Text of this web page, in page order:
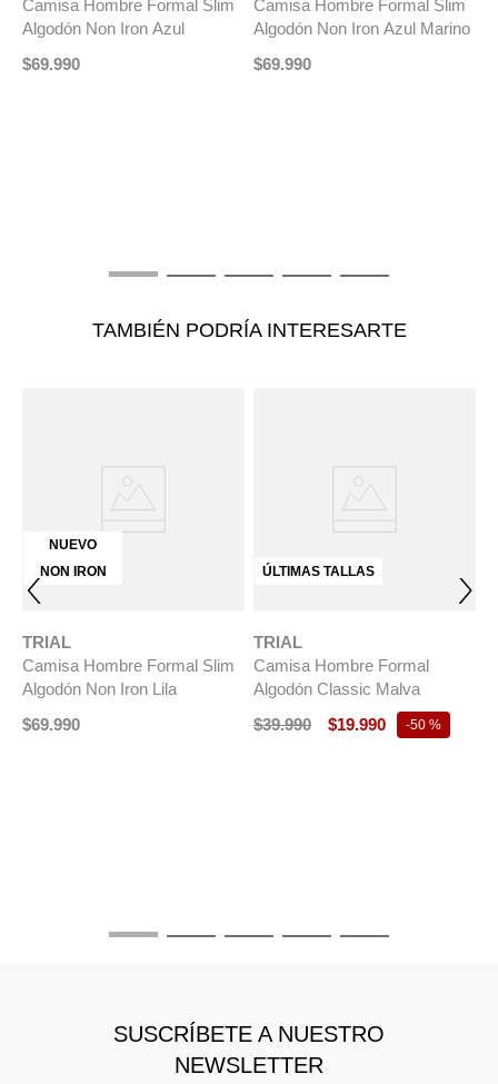
Camisa Hombre Formal Slim
Algodón Non Iron Azul
$69.990
Camisa Hombre Formal Slim
Algodón Non Iron Azul Marino
$69.990
TAMBIÉN PODRÍA INTERESARTE
NUEVO
NON IRON
TRIAL
Camisa Hombre Formal Slim
Algodón Non Iron Lila
$69.990
ÚLTIMAS TALLAS
TRIAL
Camisa Hombre Formal
Algodón Classic Malva
$39.990 $19.990 -50 %
SUSCRÍBETE A NUESTRO
NEWSLETTER